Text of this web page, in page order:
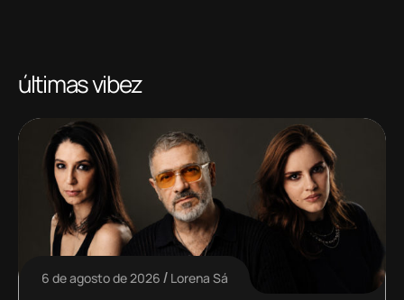
últimas vibez
6 de agosto de 2026 Lorena Sá